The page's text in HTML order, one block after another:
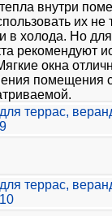
внутри
их не
в холода. Но
рекомендуют
окна
помещения